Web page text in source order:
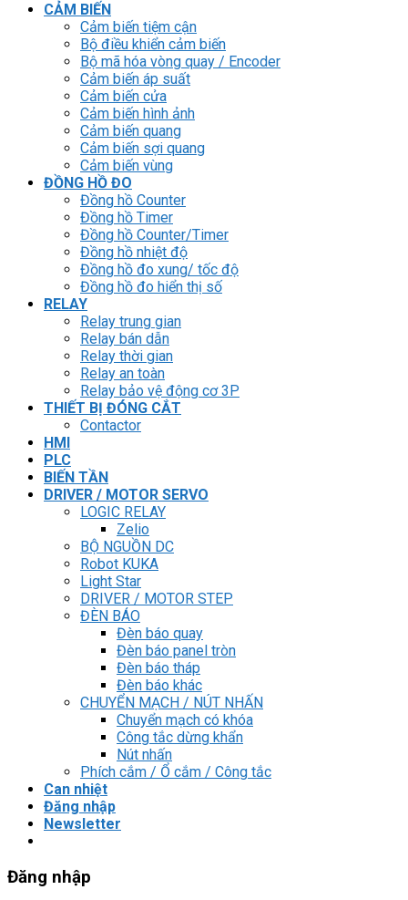
CẢM BIẾN
Cảm biến tiệm cận
Bộ điều khiển cảm biến
Bộ mã hóa vòng quay / Encoder
Cảm biến áp suất
Cảm biến cửa
Cảm biến hình ảnh
Cảm biến quang
Cảm biến sợi quang
Cảm biến vùng
ĐỒNG HỒ ĐO
Đồng hồ Counter
Đồng hồ Timer
Đồng hồ Counter/Timer
Đồng hồ nhiệt độ
Đồng hồ đo xung/ tốc độ
Đồng hồ đo hiển thị số
RELAY
Relay trung gian
Relay bán dẫn
Relay thời gian
Relay an toàn
Relay bảo vệ động cơ 3P
THIẾT BỊ ĐÓNG CẮT
Contactor
HMI
PLC
BIẾN TẦN
DRIVER / MOTOR SERVO
LOGIC RELAY
Zelio
BỘ NGUỒN DC
Robot KUKA
Light Star
DRIVER / MOTOR STEP
ĐÈN BÁO
Đèn báo quay
Đèn báo panel tròn
Đèn báo tháp
Đèn báo khác
CHUYỂN MẠCH / NÚT NHẤN
Chuyển mạch có khóa
Công tắc dừng khẩn
Nút nhấn
Phích cắm / Ổ cắm / Công tắc
Can nhiệt
Đăng nhập
Newsletter
Đăng nhập